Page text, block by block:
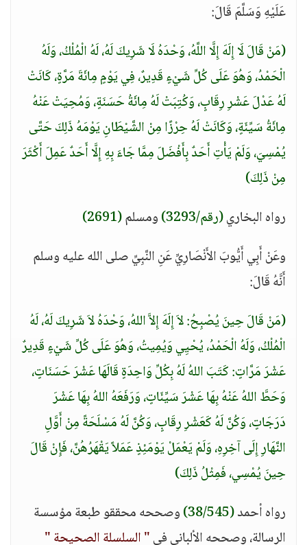
عَلَيْهِ وَسَلَّمَ قَالَ:
(مَنْ قَالَ لَا إِلَهَ إِلَّا اللَّهُ، وَحْدَهُ لَا شَرِيكَ لَهُ، لَهُ الْمُلْكُ، وَلَهُ
الْحَمْدُ، وَهُوَ عَلَى كُلِّ شَيْءٍ قَدِيرٌ، فِي يَوْمٍ مِائَةَ مَرَّةٍ، كَانَتْ
لَهُ عَدْلَ عَشْرِ رِقَابٍ، وَكُتِبَتْ لَهُ مِائَةُ حَسَنَةٍ، وَمُحِيَتْ عَنْهُ
مِائَةُ سَيِّئَةٍ، وَكَانَتْ لَهُ حِرْزًا مِنْ الشَّيْطَانِ يَوْمَهُ ذَلِكَ حَتَّى
يُمْسِيَ، وَلَمْ يَأْتِ أَحَدٌ بِأَفْضَلَ مِمَّا جَاءَ بِهِ إِلَّا أَحَدٌ عَمِلَ أَكْثَرَ
مِنْ ذَلِكَ)
رواه البخاري(رقم/3293) ومسلم(2691)
وعَنْ أَبِي أَيُّوبَ الأَنْصَارِيِّ عَنِ النَّبِيِّ صلى الله عليه وسلم
أَنَّهُ قَالَ:
(مَنْ قَالَ حِينَ يُصْبِحُ: لاَ إِلَهَ إِلاَّ اللهُ، وَحْدَهُ لاَ شَرِيكَ لَهُ، لَهُ
الْمُلْكُ، وَلَهُ الْحَمْدُ، يُحْيِي وَيُمِيتُ، وَهُوَ عَلَى كُلِّ شَيْءٍ قَدِيرٌ
عَشْرَ مَرَّاتٍ: كَتَبَ اللهُ لَهُ بِكُلِّ وَاحِدَةٍ قَالَهَا عَشْرَ حَسَنَاتٍ،
وَحَطَّ اللهُ عَنْهُ بِهَا عَشْرَ سَيِّئَاتٍ، وَرَفَعَهُ اللهُ بِهَا عَشْرَ
دَرَجَاتٍ، وَكُنَّ لَهُ كَعَشْرِ رِقَابٍ، وَكُنَّ لَهُ مَسْلَحَةً مِنْ أَوَّلِ
النَّهَارِ إِلَى آخِرِهِ، وَلَمْ يَعْمَلْ يَوْمَئِذٍ عَمَلاً يَقْهَرُهُنَّ، فَإِنْ قَالَ
حِينَ يُمْسِي، فَمِثْلُ ذَلِكَ)
رواه أحمد(38/545)
وصححه محققو طبعة مؤسسة
الرسالة، وصححه الألباني في" السلسلة الصحيحة "